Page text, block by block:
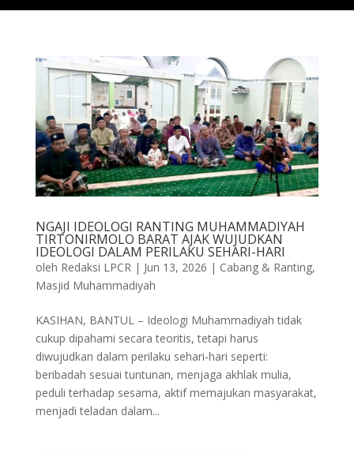
NGAJI IDEOLOGI RANTING MUHAMMADIYAH
TIRTONIRMOLO BARAT AJAK WUJUDKAN
IDEOLOGI DALAM PERILAKU SEHARI-HARI
oleh Redaksi LPCR| Jun 13, 2026 | Cabang & Ranting,
Masjid Muhammadiyah
KASIHAN, BANTUL – Ideologi Muhammadiyah tidak
cukup dipahami secara teoritis, tetapi harus
diwujudkan dalam perilaku sehari-hari seperti:
beribadah sesuai tuntunan, menjaga akhlak mulia,
peduli terhadap sesama, aktif memajukan masyarakat,
menjadi teladan dalam...